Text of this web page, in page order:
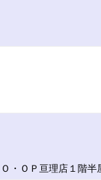
ＯＰ亘理店１階半